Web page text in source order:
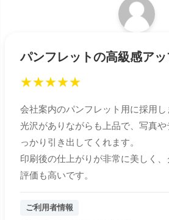
パンフレットの高級感ア
★★★★★
会社案内のパンフレット用に採用し
光沢がありながらも上品で、写真
っかり引き出してくれます。
印刷後の仕上がりが非常に美しく
評価も高いです。
ご利用者情報